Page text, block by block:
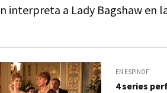
interpreta a Lady Bagshaw en
EN ESPINOF
4 series